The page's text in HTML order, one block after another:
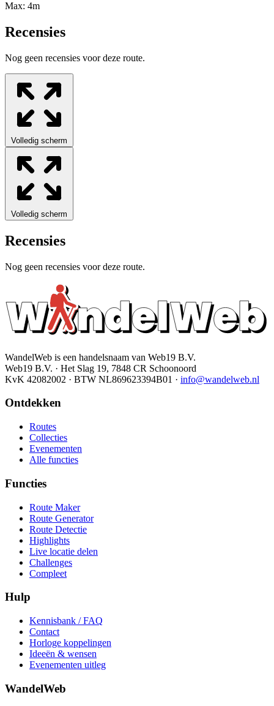
Max: 4m
Recensies
Nog geen recensies voor deze route.
Volledig scherm
Volledig scherm
Recensies
Nog geen recensies voor deze route.
WandelWeb is een handelsnaam van Web19 B.V.
Web19 B.V. · Het Slag 19, 7848 CR Schoonoord
KvK 42082002 · BTW NL869623394B01 · info@wandelweb.nl
Ontdekken
Routes
Collecties
Evenementen
Alle functies
Functies
Route Maker
Route Generator
Route Detectie
Highlights
Live locatie delen
Challenges
Compleet
Hulp
Kennisbank / FAQ
Contact
Horloge koppelingen
Ideeën & wensen
Evenementen uitleg
WandelWeb